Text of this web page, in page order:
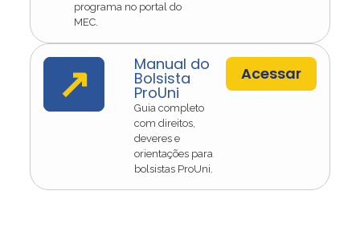
programa no portal do
MEC.
↗ Manual do
Bolsista
ProUni
Guia completo
com direitos,
deveres e
orientações para
bolsistas ProUni.
Acessar